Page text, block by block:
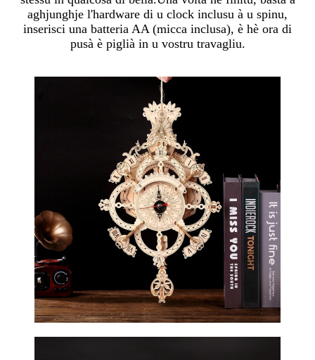
aghjunghje l'hardware di u clock inclusu à u spinu,
inserisci una batteria AA (micca inclusa), è hè ora di
pusà è piglià in u vostru travagliu.